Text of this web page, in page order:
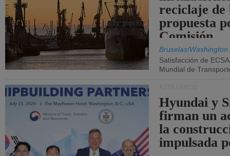
reciclaje de
propuesta
Comisión.
Bruselas/Washington
Satisfacción de
Mundial de
Hyundai y
firman un
la
impulsada